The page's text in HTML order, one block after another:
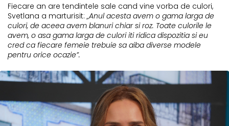
Fiecare an are tendintele sale cand vine vorba de culori,
Svetlana a marturisit: „Anul acesta avem o gama larga de
culori, de aceea avem blanuri chiar si roz. Toate culorile le
avem, o asa gama larga de culori iti ridica dispozitia si eu
cred ca fiecare femeie trebuie sa aiba diverse modele
pentru orice ocazie”.